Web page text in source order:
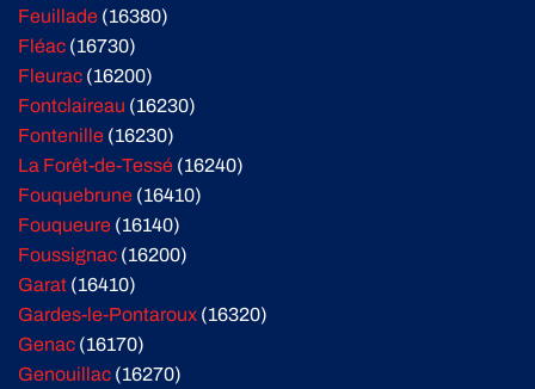
Feuillade (16380)
Fléac (16730)
Fleurac (16200)
Fontclaireau (16230)
Fontenille (16230)
La Forêt-de-Tessé (16240)
Fouquebrune (16410)
Fouqueure (16140)
Foussignac (16200)
Garat (16410)
Gardes-le-Pontaroux (16320)
Genac (16170)
Genouillac (16270)